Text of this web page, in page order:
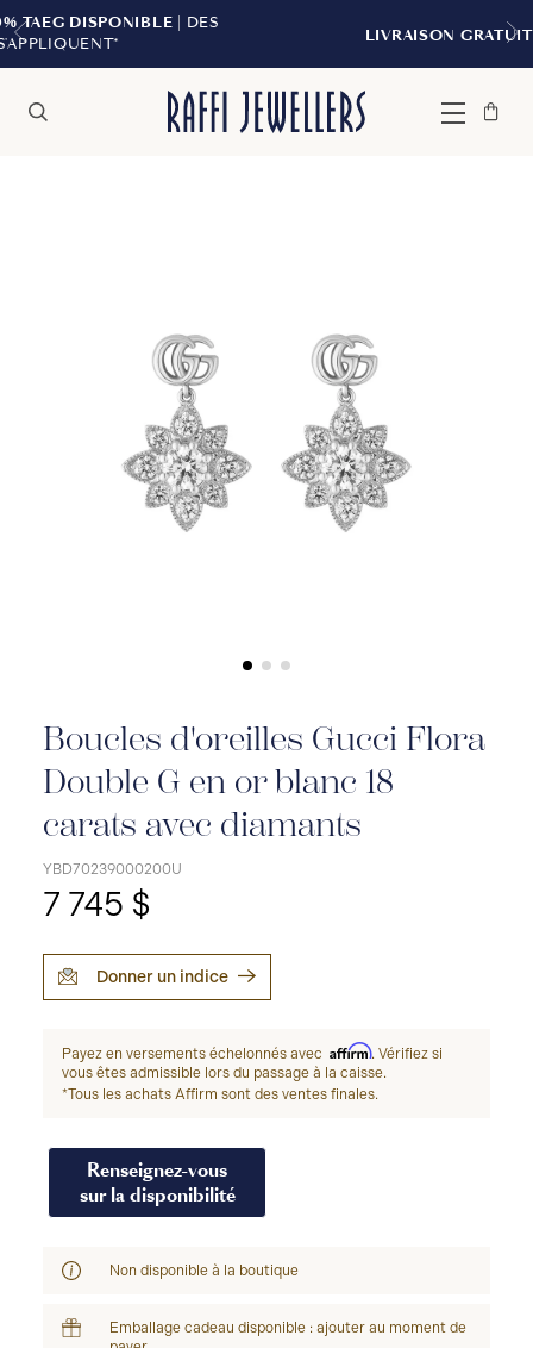
| DES
LIVRAISON GRATUITE À PARTIR DE 299
Menu
Sac
Fermer
Boucles d'oreilles Gucci Flora
Double G en or blanc 18
carats avec diamants
YBD70239000200U
7 745 $
Donner un indice
Payez en versements échelonnés avec Affirm. Vérifiez si
vous êtes admissible lors du passage à la caisse.
*Tous les achats Affirm sont des ventes finales.
Renseignez-vous
sur la disponibilité
Non disponible à la boutique
Emballage cadeau disponible : ajouter au moment de